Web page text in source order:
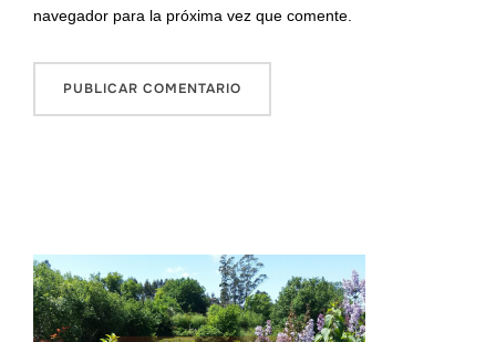
navegador para la próxima vez que comente.